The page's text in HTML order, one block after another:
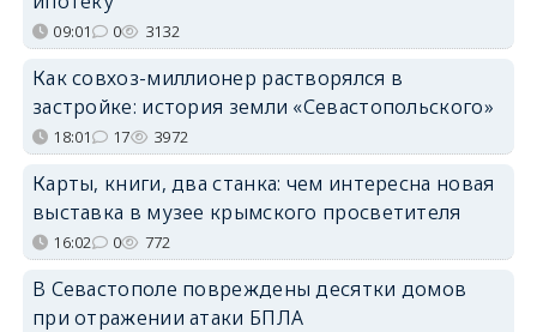
09:01 0 3132
Как совхоз-миллионер растворялся в
застройке: история земли «Севастопольского»
18:01 17 3972
Карты, книги, два станка: чем интересна новая
выставка в музее крымского просветителя
16:02 0 772
В Севастополе повреждены десятки домов
при отражении атаки БПЛА